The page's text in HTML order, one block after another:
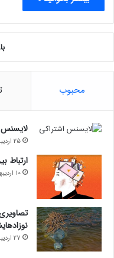
محبوب
لایسنس
25 اردیبهشت 1402
ارتباط
10 اردیبهشت 1402
27 اردیبهشت 1401